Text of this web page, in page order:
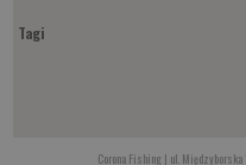
Tagi
Corona Fishing | ul.